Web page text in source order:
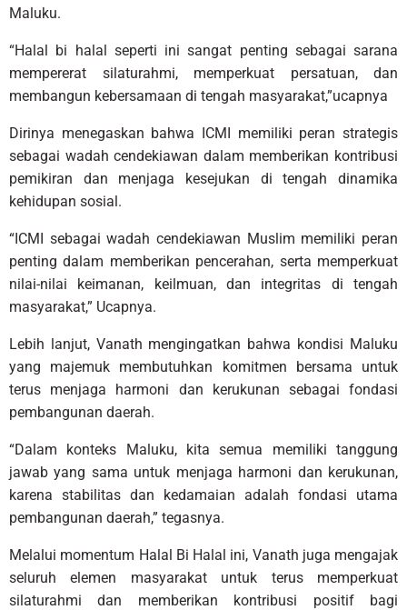
Maluku.
“Halal bi halal seperti ini sangat penting sebagai sarana
mempererat silaturahmi, memperkuat persatuan, dan
membangun kebersamaan di tengah masyarakat,”ucapnya
Dirinya menegaskan bahwa ICMI memiliki peran strategis
sebagai wadah cendekiawan dalam memberikan kontribusi
pemikiran dan menjaga kesejukan di tengah dinamika
kehidupan sosial.
“ICMI sebagai wadah cendekiawan Muslim memiliki peran
penting dalam memberikan pencerahan, serta memperkuat
nilai-nilai keimanan, keilmuan, dan integritas di tengah
masyarakat,” Ucapnya.
Lebih lanjut, Vanath mengingatkan bahwa kondisi Maluku
yang majemuk membutuhkan komitmen bersama untuk
terus menjaga harmoni dan kerukunan sebagai fondasi
pembangunan daerah.
“Dalam konteks Maluku, kita semua memiliki tanggung
jawab yang sama untuk menjaga harmoni dan kerukunan,
karena stabilitas dan kedamaian adalah fondasi utama
pembangunan daerah,” tegasnya.
Melalui momentum Halal Bi Halal ini, Vanath juga mengajak
seluruh elemen masyarakat untuk terus memperkuat
silaturahmi dan memberikan kontribusi positif bagi